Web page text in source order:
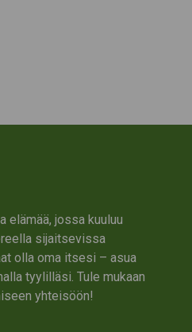
elämää, jossa kuuluu
sijaitsevissa
olla oma itsesi – asua
tyylilläsi. Tule mukaan
yhteisöön!